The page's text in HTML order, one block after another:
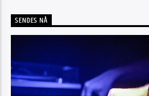
SENDES NÅ